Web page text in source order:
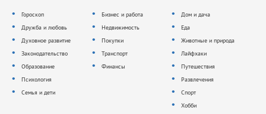
Гороскоп
Дружба и любовь
Духовное развитие
Законодательство
Образование
Психология
Семья и дети
Бизнес и работа
Недвижимость
Покупки
Транспорт
Финансы
Дом и дача
Еда
Животные и природа
Лайфхаки
Путешествия
Развлечения
Спорт
Хобби